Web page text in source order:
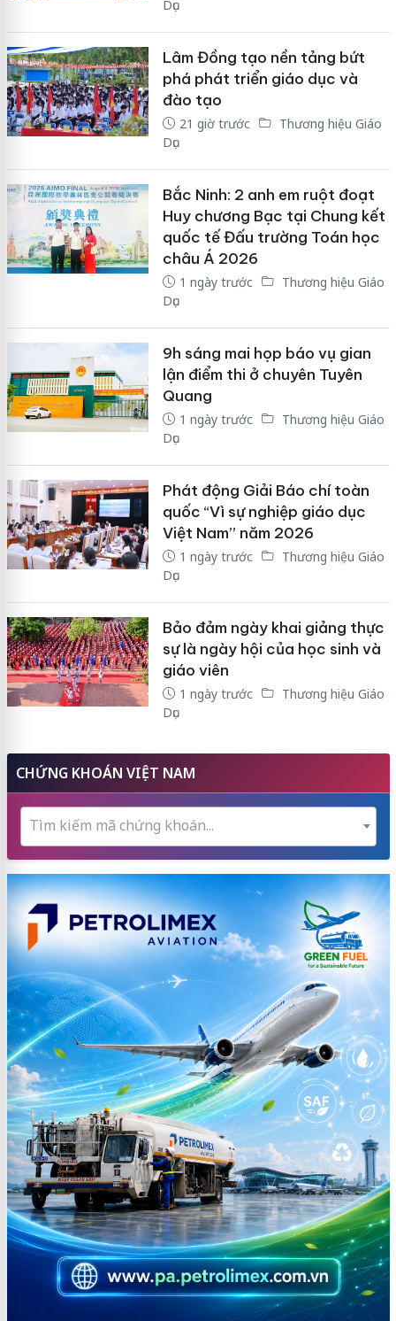
Dục
Lâm Đồng tạo nền tảng bứt
phá phát triển giáo dục và
đào tạo
21 giờ trước
Thương hiệu Giáo
Dục
Bắc Ninh: 2 anh em ruột đoạt
Huy chương Bạc tại Chung kết
quốc tế Đấu trường Toán học
châu Á 2026
1 ngày trước
Thương hiệu Giáo
Dục
9h sáng mai họp báo vụ gian
lận điểm thi ở chuyên Tuyên
Quang
1 ngày trước
Thương hiệu Giáo
Dục
Phát động Giải Báo chí toàn
quốc “Vì sự nghiệp giáo dục
Việt Nam” năm 2026
1 ngày trước
Thương hiệu Giáo
Dục
Bảo đảm ngày khai giảng thực
sự là ngày hội của học sinh và
giáo viên
1 ngày trước
Thương hiệu Giáo
Dục
CHỨNG KHOÁN VIỆT NAM
Tìm kiếm mã chứng khoán...